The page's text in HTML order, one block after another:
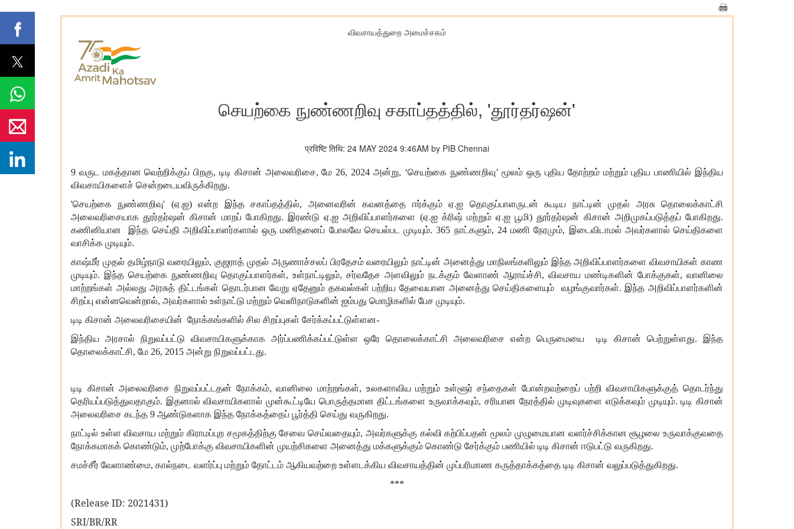
விவசாயத்துறை அமைச்சகம்
செயற்கை நுண்ணறிவு சகாப்தத்தில், 'தூர்தர்ஷன்'
प्रविष्टि तिथि: 24 MAY 2024 9:46AM by PIB Chennai
9 வருட மகத்தான வெற்றிக்குப் பிறகு, டிடி கிசான் அலைவரிசை, மே 26, 2024 அன்று, ‘செயற்கை நுண்ணறிவு’ மூலம் ஒரு புதிய தோற்றம் மற்றும் புதிய பாணியில் இந்திய
விவசாயிகளைச் சென்றடையவிருக்கிறது.
'செயற்கை நுண்ணறிவு' (ஏ.ஐ) என்ற இந்த சகாப்தத்தில், அனைவரின் கவனத்தை ஈர்க்கும் ஏ.ஐ தொகுப்பாளருடன் கூடிய நாட்டின் முதல் அரசு தொலைக்காட்சி
அலைவரிசையாக தூர்தர்ஷன் கிசான் மாறப் போகிறது. இரண்டு ஏ.ஐ அறிவிப்பாளர்களை (ஏ.ஐ க்ரிஷ் மற்றும் ஏ.ஐ பூமி) தூர்தர்ஷன் கிசான் அறிமுகப்படுத்தப் போகிறது.
கணினியான இந்த செய்தி அறிவிப்பாளர்களால் ஒரு மனிதனைப் போலவே செயல்பட முடியும். 365 நாட்களும், 24 மணி நேரமும், இடைவிடாமல் அவர்களால் செய்திகளை
வாசிக்க முடியும்.
காஷ்மீர் முதல் தமிழ்நாடு வரையிலும், குஜராத் முதல் அருணாச்சலப் பிரதேசம் வரையிலும் நாட்டின் அனைத்து மாநிலங்களிலும் இந்த அறிவிப்பாளர்களை விவசாயிகள் காண
முடியும். இந்த செயற்கை நுண்ணறிவு தொகுப்பாளர்கள், உள்நாட்டிலும், சர்வதேச அளவிலும் நடக்கும் வேளாண் ஆராய்ச்சி, விவசாய மண்டிகளின் போக்குகள், வானிலை
மாற்றங்கள் அல்லது அரசுத் திட்டங்கள் தொடர்பான வேறு ஏதேனும் தகவல்கள் பற்றிய தேவையான அனைத்து செய்திகளையும் வழங்குவார்கள். இந்த அறிவிப்பாளர்களின்
சிறப்பு என்னவென்றால், அவர்களால் உள்நாட்டு மற்றும் வெளிநாடுகளின் ஐம்பது மொழிகளில் பேச முடியும்.
டிடி கிசான் அலைவரிசையின் நோக்கங்களில் சில சிறப்புகள் சேர்க்கப்பட்டுள்ளன-
இந்திய அரசால் நிறுவப்பட்டு விவசாயிகளுக்காக அர்ப்பணிக்கப்பட்டுள்ள ஒரே தொலைக்காட்சி அலைவரிசை என்ற பெருமையை டிடி கிசான் பெற்றுள்ளது. இந்த
தொலைக்காட்சி, மே 26, 2015 அன்று நிறுவப்பட்டது.
டிடி கிசான் அலைவரிசை நிறுவப்பட்டதன் நோக்கம், வானிலை மாற்றங்கள், உலகளாவிய மற்றும் உள்ளூர் சந்தைகள் போன்றவற்றைப் பற்றி விவசாயிகளுக்குத் தொடர்ந்து
தெரியப்படுத்துவதாகும். இதனால் விவசாயிகளால் முன்கூட்டியே பொருத்தமான திட்டங்களை உருவாக்கவும், சரியான நேரத்தில் முடிவுகளை எடுக்கவும் முடியும். டிடி கிசான்
அலைவரிசை கடந்த 9 ஆண்டுகளாக இந்த நோக்கத்தைப் பூர்த்தி செய்து வருகிறது.
நாட்டில் உள்ள விவசாய மற்றும் கிராமப்புற சமூகத்திற்கு சேவை செய்வதையும், அவர்களுக்கு கல்வி கற்பிப்பதன் மூலம் முழுமையான வளர்ச்சிக்கான சூழலை உருவாக்குவதை
நோக்கமாகக் கொண்டும், முற்போக்கு விவசாயிகளின் முயற்சிகளை அனைத்து மக்களுக்கும் கொண்டு சேர்க்கும் பணியில் டிடி கிசான் ஈடுபட்டு வருகிறது.
சமச்சீர் வேளாண்மை, கால்நடை வளர்ப்பு மற்றும் தோட்டம் ஆகியவற்றை உள்ளடக்கிய விவசாயத்தின் முப்பரிமாண கருத்தாக்கத்தை டிடி கிசான் வலுப்படுத்துகிறது.
***
(Release ID: 2021431)
SRI/BR/RR